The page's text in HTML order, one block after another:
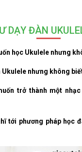
DẠY ĐÀN
học Ukulele nhưng
Ukulele nhưng không
trở thành một
tới phương pháp học